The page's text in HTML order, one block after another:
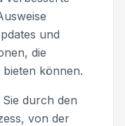
und
die
können.
durch den
von der